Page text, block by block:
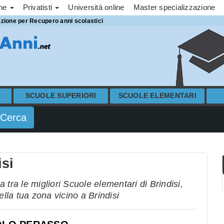
Privatisti Università online Master specializzazione
per Recupero anni scolastici
SCUOLE SUPERIORI SCUOLE ELEMENTARI
tra le migliori Scuole elementari di Brindisi,
tua zona vicino a Brindisi